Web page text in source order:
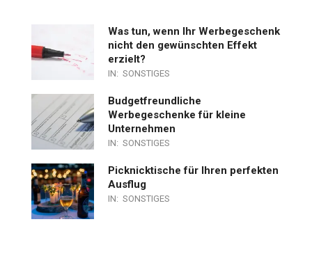
Was tun, wenn Ihr Werbegeschenk
nicht den gewünschten Effekt
erzielt?
IN: SONSTIGES
Budgetfreundliche
Werbegeschenke für kleine
Unternehmen
IN: SONSTIGES
Picknicktische für Ihren perfekten
Ausflug
IN: SONSTIGES